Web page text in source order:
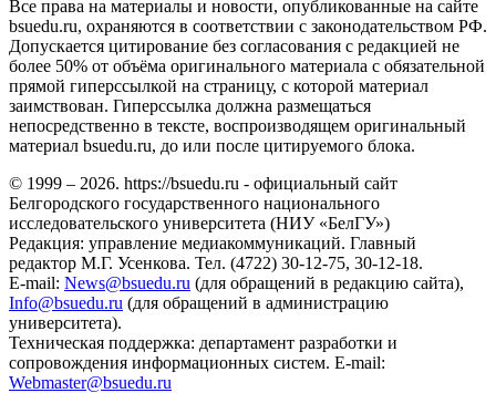
Все права на материалы и новости, опубликованные на сайте
bsuedu.ru, охраняются в соответствии с законодательством РФ.
Допускается цитирование без согласования с редакцией не
более 50% от объёма оригинального материала с обязательной
прямой гиперссылкой на страницу, с которой материал
заимствован. Гиперссылка должна размещаться
непосредственно в тексте, воспроизводящем оригинальный
материал bsuedu.ru, до или после цитируемого блока.
© 1999 – 2026. https://bsuedu.ru - официальный сайт
Белгородского государственного национального
исследовательского университета (НИУ «БелГУ»)
Редакция: управление медиакоммуникаций. Главный
редактор М.Г. Усенкова. Тел. (4722) 30-12-75, 30-12-18.
E-mail: News@bsuedu.ru (для обращений в редакцию сайта),
Info@bsuedu.ru (для обращений в администрацию
университета).
Техническая поддержка: департамент разработки и
сопровождения информационных систем. E-mail:
Webmaster@bsuedu.ru